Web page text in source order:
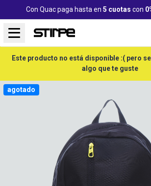
Con Quac paga hasta en 5 cuotas con
Este producto no está disponible :( pero
algo que te guste
agotado